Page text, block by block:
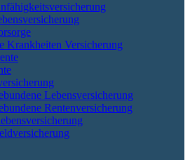
Krankheiten Versicherung
Lebensversicherung
Rentenversicherung